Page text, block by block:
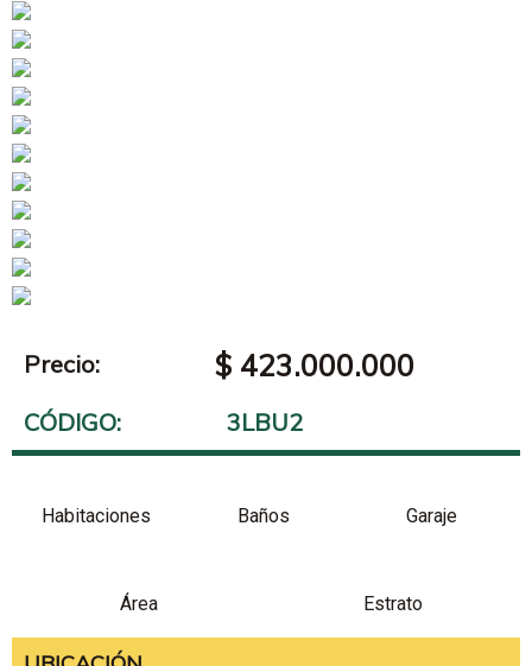
Precio: $ 423.000.000
CÓDIGO: 3LBU2
Habitaciones Baños Garaje
Área Estrato